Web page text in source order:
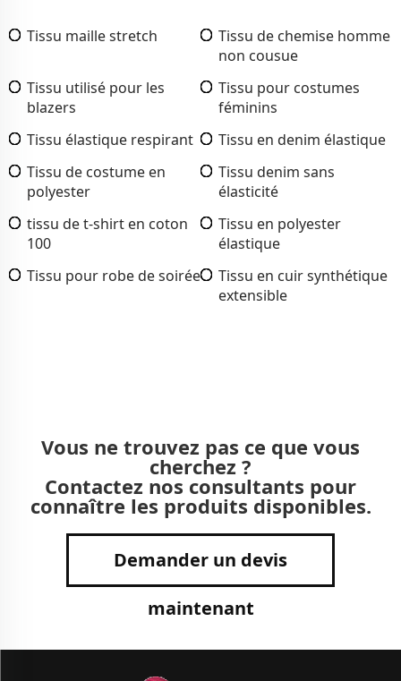
Tissu maille stretch
Tissu de chemise homme
non cousue
Tissu utilisé pour les
blazers
Tissu pour costumes
féminins
Tissu élastique respirant
Tissu en denim élastique
Tissu de costume en
polyester
Tissu denim sans
élasticité
tissu de t-shirt en coton
100
Tissu en polyester
élastique
Tissu pour robe de soirée
Tissu en cuir synthétique
extensible
Vous ne trouvez pas ce que vous
cherchez ?
Contactez nos consultants pour
connaître les produits disponibles.
Demander un devis
maintenant